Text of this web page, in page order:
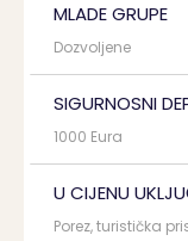
MLADE GRUPE
Dozvoljene
SIGURNOSNI
1000 Eura
U CIJENU
Porez, turistička